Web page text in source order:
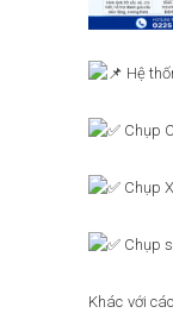
Hệ
Chụp
Chụp
Chụp
Khác với